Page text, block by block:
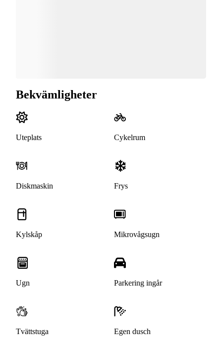
Bekvämligheter
Uteplats Cykelrum
Diskmaskin Frys
Kylskåp Mikrovågsugn
Ugn Parkering ingår
Tvättstuga Egen dusch